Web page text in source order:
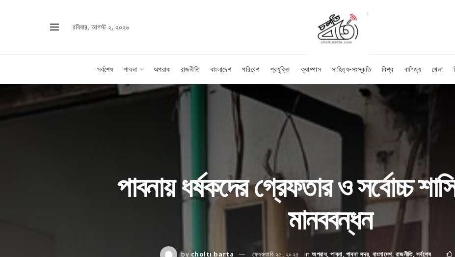
রবিবার, আগস্ট ২, ২০২৬
সর্বশেষ পাবনা অপরাধ রাজনীতি বাংলাদেশ পরিবেশ প্রযুক্তি ক্যাম্পাস সাহিত্য-সংস্কৃতি বিশ্ব বাণিজ্য খেলা
পাবনায় ধর্ষকদের গ্রেফতার ও সর্বোচ্চ
মানববন্ধন
by cholti barta ফেব্রুয়ারি ২৫, ২০২৫ in অপরাধ,পাবনা, পাবনা সদর, বাংলাদেশ, রাজনীতি, সর্বশেষ